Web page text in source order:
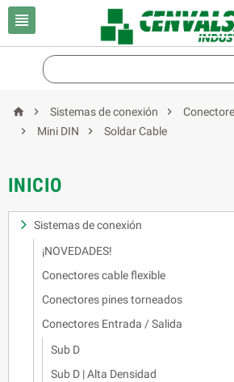

  Sistemas de conexión 

Mini DIN  Soldar Cable
INICIO
Sistemas de conexión
¡NOVEDADES!
Conectores cable flexible
Conectores pines torneados
Conectores Entrada / Salida
Sub D
Sub D | Alta Densidad